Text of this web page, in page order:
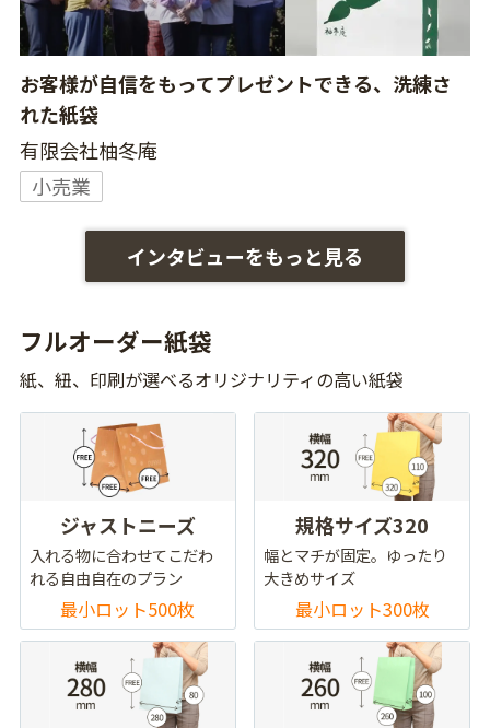
お客様が自信をもってプレゼントできる、洗練さ
れた紙袋
有限会社柚冬庵
小売業
インタビューをもっと見る
フルオーダー紙袋
紙、紐、印刷が選べるオリジナリティの高い紙袋
ジャストニーズ
入れる物に合わせてこだわ
れる自由自在のプラン
最小ロット500枚
規格サイズ320
幅とマチが固定。ゆったり
大きめサイズ
最小ロット300枚